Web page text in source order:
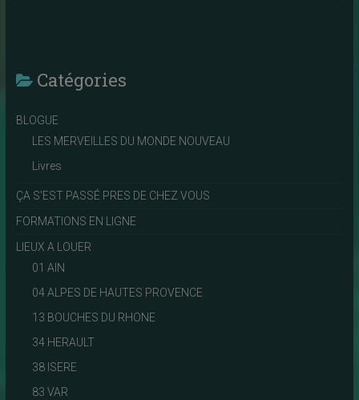
Catégories
BLOGUE
LES MERVEILLES DU MONDE NOUVEAU
Livres
ÇA S'EST PASSÉ PRES DE CHEZ VOUS
FORMATIONS EN LIGNE
LIEUX A LOUER
01 AIN
04 ALPES DE HAUTES PROVENCE
13 BOUCHES DU RHONE
34 HERAULT
38 ISERE
83 VAR